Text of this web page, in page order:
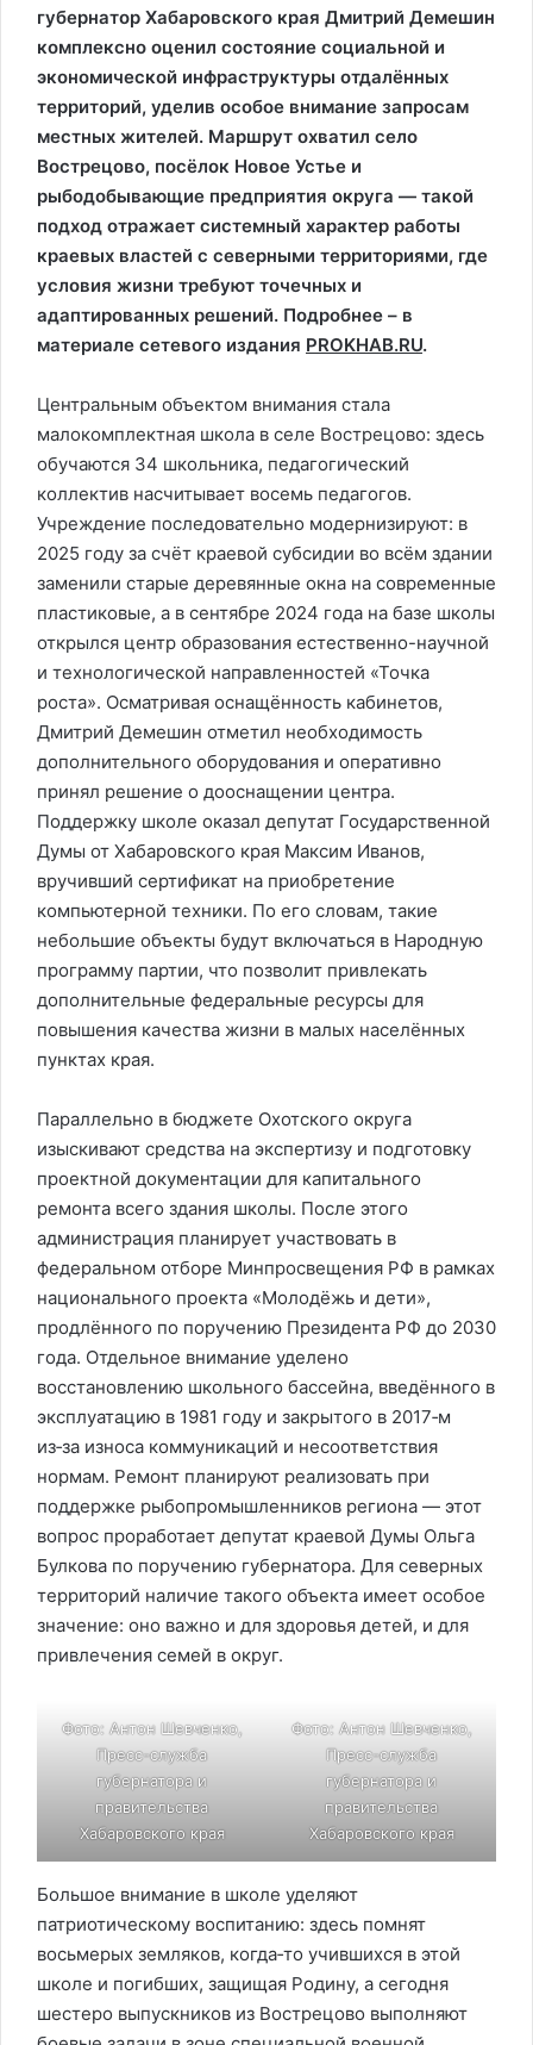
губернатор Хабаровского края Дмитрий Демешин
комплексно оценил состояние социальной и
экономической инфраструктуры отдалённых
территорий, уделив особое внимание запросам
местных жителей. Маршрут охватил село
Вострецово, посёлок Новое Устье и
рыбодобывающие предприятия округа — такой
подход отражает системный характер работы
краевых властей с северными территориями, где
условия жизни требуют точечных и
адаптированных решений. Подробнее – в
материале сетевого издания PROKHAB.RU.
Центральным объектом внимания стала
малокомплектная школа в селе Вострецово: здесь
обучаются 34 школьника, педагогический
коллектив насчитывает восемь педагогов.
Учреждение последовательно модернизируют: в
2025 году за счёт краевой субсидии во всём здании
заменили старые деревянные окна на современные
пластиковые, а в сентябре 2024 года на базе школы
открылся центр образования естественно-научной
и технологической направленностей «Точка
роста». Осматривая оснащённость кабинетов,
Дмитрий Демешин отметил необходимость
дополнительного оборудования и оперативно
принял решение о дооснащении центра.
Поддержку школе оказал депутат Государственной
Думы от Хабаровского края Максим Иванов,
вручивший сертификат на приобретение
компьютерной техники. По его словам, такие
небольшие объекты будут включаться в Народную
программу партии, что позволит привлекать
дополнительные федеральные ресурсы для
повышения качества жизни в малых населённых
пунктах края.
Параллельно в бюджете Охотского округа
изыскивают средства на экспертизу и подготовку
проектной документации для капитального
ремонта всего здания школы. После этого
администрация планирует участвовать в
федеральном отборе Минпросвещения РФ в рамках
национального проекта «Молодёжь и дети»,
продлённого по поручению Президента РФ до 2030
года. Отдельное внимание уделено
восстановлению школьного бассейна, введённого в
эксплуатацию в 1981 году и закрытого в 2017‑м
из‑за износа коммуникаций и несоответствия
нормам. Ремонт планируют реализовать при
поддержке рыбопромышленников региона — этот
вопрос проработает депутат краевой Думы Ольга
Булкова по поручению губернатора. Для северных
территорий наличие такого объекта имеет особое
значение: оно важно и для здоровья детей, и для
привлечения семей в округ.
Фото: Антон Шевченко,
Пресс-служба
губернатора и
правительства
Хабаровского края
Фото: Антон Шевченко,
Пресс-служба
губернатора и
правительства
Хабаровского края
Большое внимание в школе уделяют
патриотическому воспитанию: здесь помнят
восьмерых земляков, когда‑то учившихся в этой
школе и погибших, защищая Родину, а сегодня
шестеро выпускников из Вострецово выполняют